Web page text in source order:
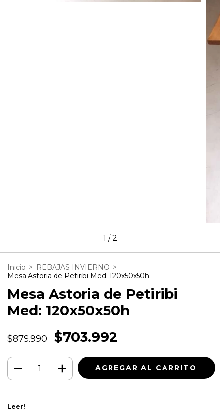
1 /2
Inicio > REBAJAS INVIERNO >
Mesa Astoria de Petiribi Med: 120x50x50h
Mesa Astoria de Petiribi
Med: 120x50x50h
$879.990 $703.992
Leer!